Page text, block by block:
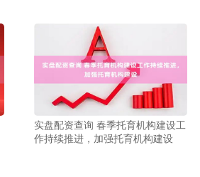
实盘配资查询 春季托育机构建设工
作持续推进，加强托育机构建设